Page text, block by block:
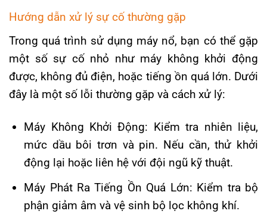
Hướng dẫn xử lý sự cố thường gặp
Trong quá trình sử dụng máy nổ, bạn có thể gặp
một số sự cố nhỏ như máy không khởi động
được, không đủ điện, hoặc tiếng ồn quá lớn. Dưới
đây là một số lỗi thường gặp và cách xử lý:
Máy Không Khởi Động: Kiểm tra nhiên liệu,
mức dầu bôi trơn và pin. Nếu cần, thử khởi
động lại hoặc liên hệ với đội ngũ kỹ thuật.
Máy Phát Ra Tiếng Ồn Quá Lớn: Kiểm tra bộ
phận giảm âm và vệ sinh bộ lọc không khí.